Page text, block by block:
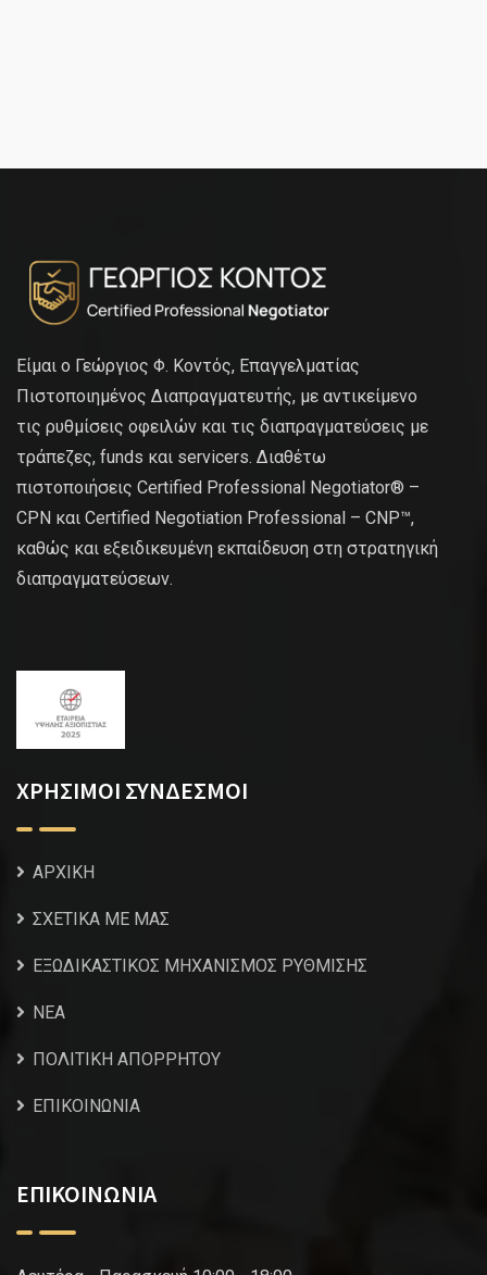
Είμαι ο Γεώργιος Φ. Κοντός, Επαγγελματίας
Πιστοποιημένος Διαπραγματευτής, με αντικείμενο
τις ρυθμίσεις οφειλών και τις διαπραγματεύσεις με
τράπεζες, funds και servicers. Διαθέτω
πιστοποιήσεις Certified Professional Negotiator® –
CPN και Certified Negotiation Professional – CNP™,
καθώς και εξειδικευμένη εκπαίδευση στη στρατηγική
διαπραγματεύσεων.
ΧΡΗΣΙΜΟΙ ΣΥΝΔΕΣΜΟΙ
ΑΡΧΙΚΗ
ΣΧΕΤΙΚΑ ΜΕ ΜΑΣ
ΕΞΩΔΙΚΑΣΤΙΚΟΣ ΜΗΧΑΝΙΣΜΟΣ ΡΥΘΜΙΣΗΣ
NEA
ΠΟΛΙΤΙΚΗ ΑΠΟΡΡΗΤΟΥ
ΕΠΙΚΟΙΝΩΝΙΑ
ΕΠΙΚΟΙΝΩΝΙΑ